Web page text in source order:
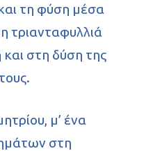
τη φύση μέσα
τριανταφυλλιά
και στη δύση της
μ’ ένα
στη